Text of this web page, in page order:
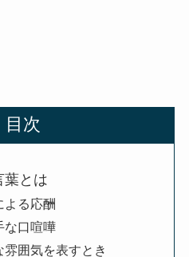
目次
葉とは
よる応酬
な口喧嘩
雰囲気を表すとき